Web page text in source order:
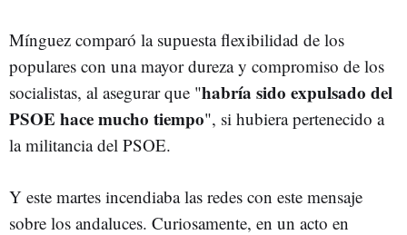
Mínguez comparó la supuesta flexibilidad de los
populares con una mayor dureza y compromiso de los
socialistas, al asegurar que "habría sido expulsado del
PSOE hace mucho tiempo", si hubiera pertenecido a
la militancia del PSOE.
Y este martes incendiaba las redes con este mensaje
sobre los andaluces. Curiosamente, en un acto en